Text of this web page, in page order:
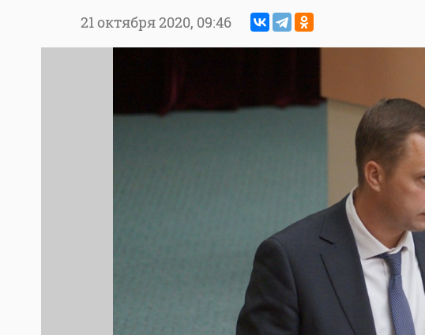
21 октября 2020, 09:46